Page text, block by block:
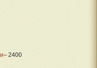
– 2400